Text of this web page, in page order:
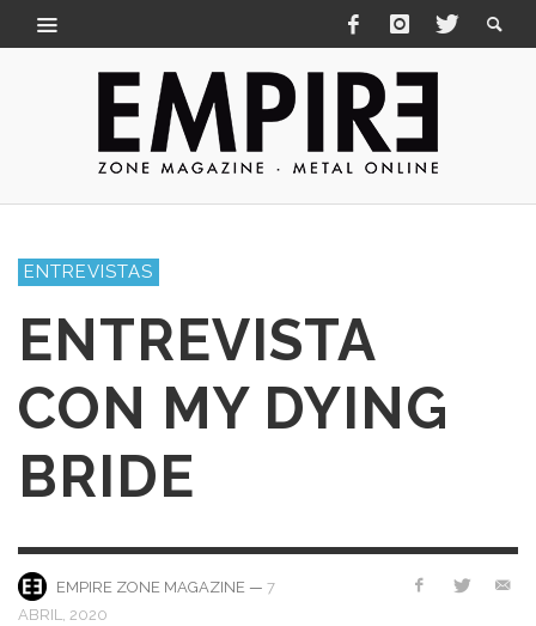
ENTREVISTAS
ENTREVISTA
CON MY DYING
BRIDE
EMPIRE ZONE MAGAZINE — 7
ABRIL, 2020